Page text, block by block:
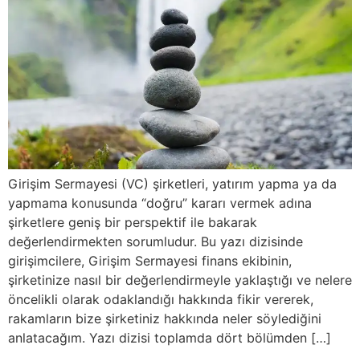
Girişim Sermayesi (VC) şirketleri, yatırım yapma ya da
yapmama konusunda “doğru” kararı vermek adına
şirketlere geniş bir perspektif ile bakarak
değerlendirmekten sorumludur. Bu yazı dizisinde
girişimcilere, Girişim Sermayesi finans ekibinin,
şirketinize nasıl bir değerlendirmeyle yaklaştığı ve nelere
öncelikli olarak odaklandığı hakkında fikir vererek,
rakamların bize şirketiniz hakkında neler söylediğini
anlatacağım. Yazı dizisi toplamda dört bölümden […]